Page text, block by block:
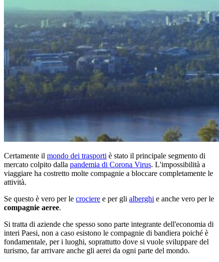
Certamente il mondo dei trasporti è stato il principale segmento di
mercato colpito dalla pandemia di Corona Virus. L'impossibilità a
viaggiare ha costretto molte compagnie a bloccare completamente le
attività.
Se questo è vero per le crociere e per gli alberghi e anche vero per le
compagnie aeree.
Si tratta di aziende che spesso sono parte integrante dell'economia di
interi Paesi, non a caso esistono le compagnie di bandiera poiché è
fondamentale, per i luoghi, soprattutto dove si vuole sviluppare del
turismo, far arrivare anche gli aerei da ogni parte del mondo.